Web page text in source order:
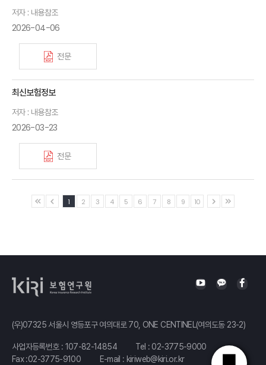
저자 : 내용참조
2026-04-06
전문
최신보험정보
저자 : 내용참조
2026-03-23
전문
1 2 3 4 5 6 7 8 9 10
(우)07325 서울시 영등포구 여의대로 70, ONE CENTINEL(여의도동 23-2)
사업자등록번호 : 107-82-14854 Tel : 02-3775-9000
Fax :02-3775-9100
E-mail : kiriweb@kiri.or.kr